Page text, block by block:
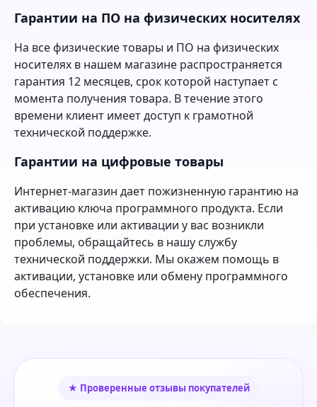
Гарантии на ПО на физических носителях
На все физические товары и ПО на физических
носителях в нашем магазине распространяется
гарантия 12 месяцев, срок которой наступает с
момента получения товара. В течение этого
времени клиент имеет доступ к грамотной
технической поддержке.
Гарантии на цифровые товары
Интернет-магазин дает пожизненную гарантию на
активацию ключа программного продукта. Если
при установке или активации у вас возникли
проблемы, обращайтесь в нашу службу
технической поддержки. Мы окажем помощь в
активации, установке или обмену программного
обеспечения.
★ Проверенные отзывы покупателей